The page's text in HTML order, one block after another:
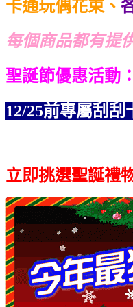
卡通玩偶花束、
每個商品都有提
聖誕節優惠活動：
12/25前專屬刮刮
立即挑選聖誕禮